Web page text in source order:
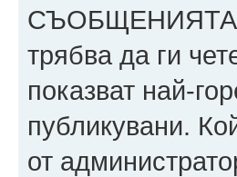
СЪОБЩЕНИЯТА
трябва да ги
показват най-
публикувани.
от